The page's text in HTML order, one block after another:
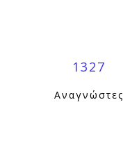
1327
Αναγνώστες